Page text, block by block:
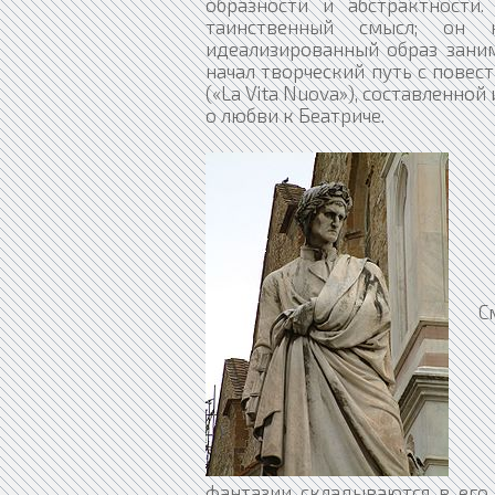
таинственный смысл; он
идеализированный образ
начал творческий путь с
(«La Vita Nuova»),
о любви к Беатриче.
Смелые и грациозные, порой сознательно грубые образы-фантазии складываются в его Комедии в определённый, строго рассчитанный рисунок. Позже Данте очутился в водовороте партий, был даже завзятым муниципалистом; но у него была потребность уяснить для себя основные принципы политической деятельности, поэтому он пишет свой латинский трактат «О монархии» («De Monarchia»). Данное произведение — своеобразный апофеоз гуманитарного императора, рядом с которым он желал бы поставить столь же идеальное папство. Годы изгнания были для Данте годами скитальчества. Уже в ту пору он был лирическим поэтом среди тосканских поэтов «нового стиля» — Чино из Пистойи, Гвидо Кавальканти и др. Его «La Vita Nuova» уже была